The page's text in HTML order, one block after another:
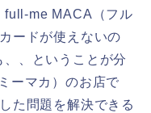
full-me MACA（フル
ードが使えないの
、ということが分
ーマカ）のお店で
た問題を解決できる